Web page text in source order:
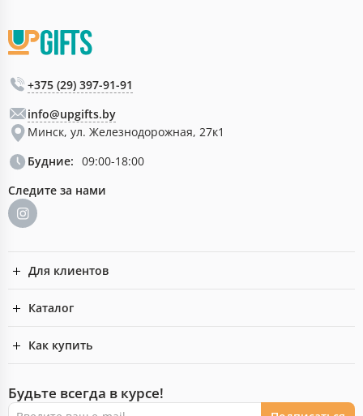
+375 (29) 397-91-91
info@upgifts.by
Минск, ул. Железнодорожная, 27к1
Будние: 09:00-18:00
Следите за нами
Для клиентов
Каталог
Как купить
Будьте всегда в курсе!